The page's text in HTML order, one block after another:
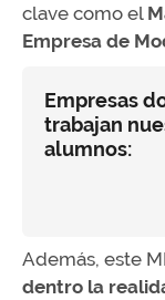
clave como el
Empresa de
Empresas
trabajan
alumnos:
Además, este
dentro la